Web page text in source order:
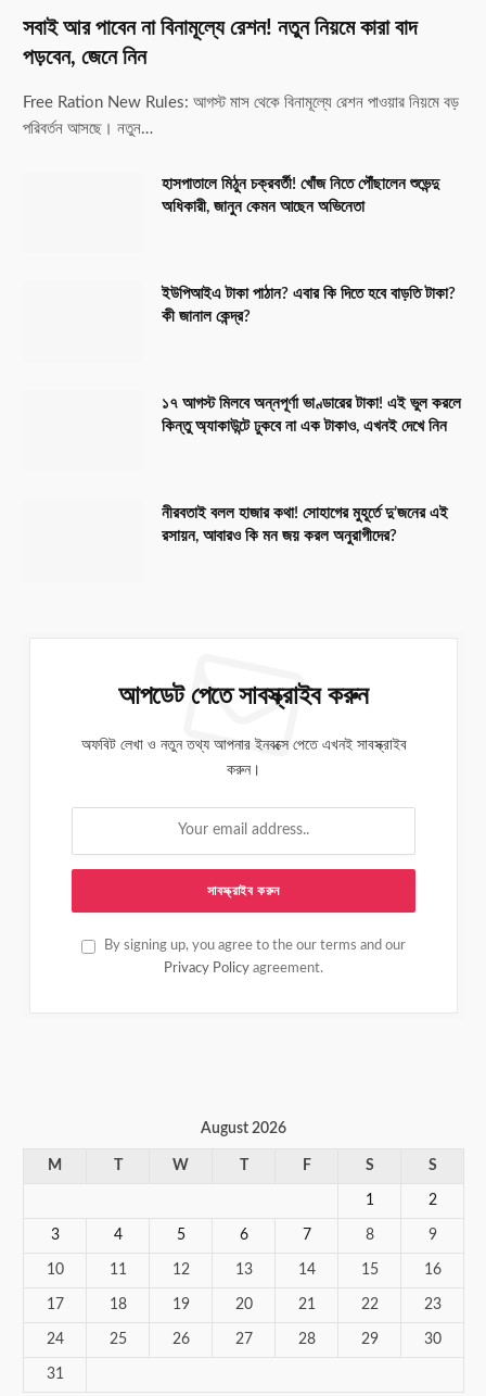
সবাই আর পাবেন না বিনামূল্যে রেশন! নতুন নিয়মে কারা বাদ
পড়বেন, জেনে নিন
Free Ration New Rules: আগস্ট মাস থেকে বিনামূল্যে রেশন পাওয়ার নিয়মে বড়
পরিবর্তন আসছে। নতুন…
হাসপাতালে মিঠুন চক্রবর্তী! খোঁজ নিতে পৌঁছালেন শুভেন্দু
অধিকারী, জানুন কেমন আছেন অভিনেতা
ইউপিআইএ টাকা পাঠান? এবার কি দিতে হবে বাড়তি টাকা?
কী জানাল কেন্দ্র?
১৭ আগস্ট মিলবে অন্নপূর্ণা ভাণ্ডারের টাকা! এই ভুল করলে
কিন্তু অ্যাকাউন্টে ঢুকবে না এক টাকাও, এখনই দেখে নিন
নীরবতাই বলল হাজার কথা! সোহাগের মুহূর্তে দু’জনের এই
রসায়ন, আবারও কি মন জয় করল অনুরাগীদের?
আপডেট পেতে সাবস্ক্রাইব করুন
অফবিট লেখা ও নতুন তথ্য আপনার ইনবক্সে পেতে এখনই সাবস্ক্রাইব
করুন।
By signing up, you agree to the our terms and our
Privacy Policy agreement.
August 2026
M W F S S
1 2
3 4 5 6 7 8 9
10 11 12 13 14 15 16
17 18 19 20 21 22 23
24 25 26 27 28 29 30
31